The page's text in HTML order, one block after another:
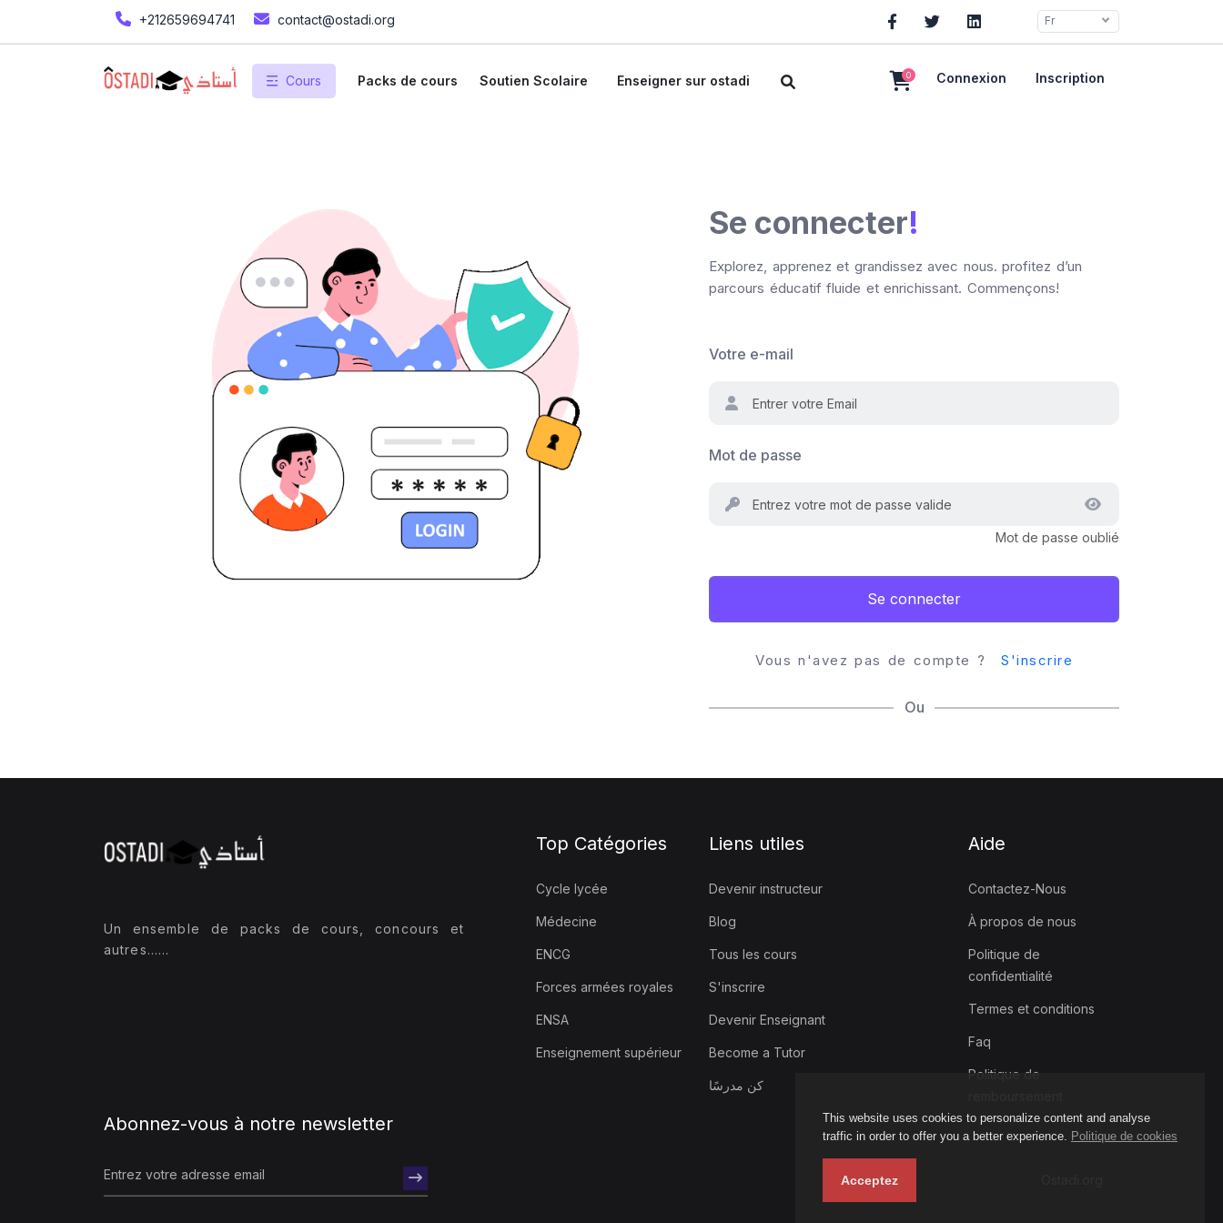
+212659694741 contact@ostadi.org Fr
Cours Packs de cours Soutien Scolaire Enseigner sur ostadi 0 Connexion Inscription
This website uses cookies to personalize content and analyse
traffic in order to offer you a better experience. Politique de cookies
Acceptez
Se connecter!
Explorez, apprenez et grandissez avec nous. profitez d’un
parcours éducatif fluide et enrichissant. Commençons!
Votre e-mail
Mot de passe
Mot de passe oublié
Se connecter
Vous n'avez pas de compte ? S'inscrire
Ou
Un ensemble de packs de cours, concours et
autres......
Top Catégories
Cycle lycée
Médecine
ENCG
Forces armées royales
ENSA
Enseignement supérieur
Liens utiles
Devenir instructeur
Blog
Tous les cours
S'inscrire
Devenir Enseignant
Become a Tutor
كن مدرسًا
Aide
Contactez-Nous
À propos de nous
Politique de
confidentialité
Termes et conditions
Faq
Politique de
Abonnez-vous à notre newsletter